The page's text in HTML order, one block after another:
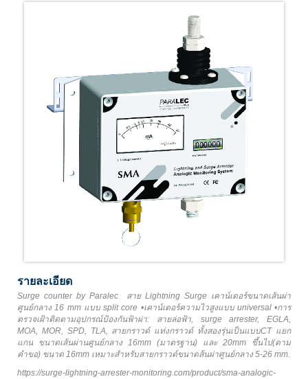
รายละเอียด
Surge counter by Paralec สาย Lightning Surge เคาน์เตอร์ขนาดเส้นผ่า
ศูนย์กลาง 16 mm แบบ split core •เคาน์เตอร์ความไวสูงแบบ universal •การ
ตรวจเฝ้าติดตามอุปกรณ์ป้องกันฟ้าผ่า: สายล่อฟ้า, surge arrester, EGLA,
MOA, MOR, SPD, TLA, สายกราวด์ แท่งกราวด์ ทั้งสองรุ่นเป็นแบบCT แยก
แกน ขนาดเส้นผ่านศูนย์กลาง 16mm (มาตรฐาน) และ 20mm ขึ้นไป(ตาม
คำขอ) ขนาด 16mm เหมาะสำหรับสายกราวด์ขนาดส้นผ่าศูนย์กลาง 5-26 mm.
https://surge-lightning-arrester-monitoring.com/product/sma-analogic-